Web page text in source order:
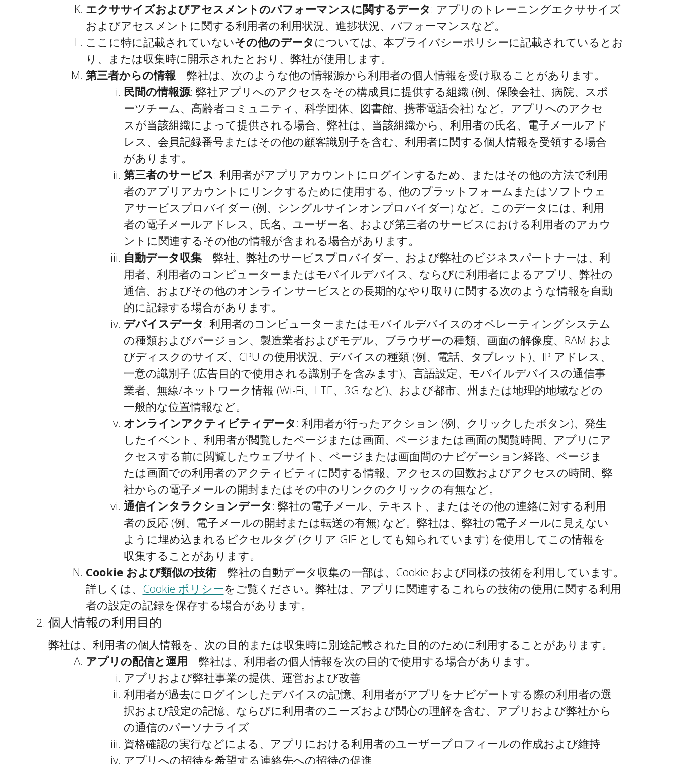
エクササイズおよびアセスメントのパフォーマンスに関するデータ : アプリのトレーニングエクササイズ
およびアセスメントに関する利用者の利用状況、進捗状況、パフォーマンスなど。
ここに特に記載されていないその他のデータ については、本プライバシーポリシーに記載されているとお
り、または収集時に開示されたとおり、弊社が使用します。
第三者からの情報 弊社は、次のような他の情報源から利用者の個人情報を受け取ることがあります。
民間の情報源: 弊社アプリへのアクセスをその構成員に提供する組織 (例、保険会社、病院、スポ
ーツチーム、高齢者コミュニティ、科学団体、図書館、携帯電話会社) など。アプリへのアクセ
スが当該組織によって提供される場合、弊社は、当該組織から、利用者の氏名、電子メールアド
レス、会員記録番号またはその他の顧客識別子を含む、利用者に関する個人情報を受領する場合
があります。
第三者のサービス: 利用者がアプリアカウントにログインするため、またはその他の方法で利用
者のアプリアカウントにリンクするために使用する、他のプラットフォームまたはソフトウェ
アサービスプロバイダー (例、シングルサインオンプロバイダー) など。このデータには、利用
者の電子メールアドレス、氏名、ユーザー名、および第三者のサービスにおける利用者のアカウ
ントに関連するその他の情報が含まれる場合があります。
自動データ収集 弊社、弊社のサービスプロバイダー、および弊社のビジネスパートナーは、利
用者、利用者のコンピューターまたはモバイルデバイス、ならびに利用者によるアプリ、弊社の
通信、およびその他のオンラインサービスとの長期的なやり取りに関する次のような情報を自動
的に記録する場合があります。
デバイスデータ : 利用者のコンピューターまたはモバイルデバイスのオペレーティングシステム
の種類およびバージョン、製造業者およびモデル、ブラウザーの種類、画面の解像度、RAM およ
びディスクのサイズ、CPU の使用状況、デバイスの種類 (例、電話、タブレット)、IP アドレス、
一意の識別子 (広告目的で使用される識別子を含みます)、言語設定、モバイルデバイスの通信事
業者、無線/ネットワーク情報 (Wi-Fi、LTE、3G など)、および都市、州または地理的地域などの
一般的な位置情報など。
オンラインアクティビティデータ : 利用者が行ったアクション (例、クリックしたボタン)、発生
したイベント、利用者が閲覧したページまたは画面、ページまたは画面の閲覧時間、アプリにア
クセスする前に閲覧したウェブサイト、ページまたは画面間のナビゲーション経路、ページま
たは画面での利用者のアクティビティに関する情報、アクセスの回数およびアクセスの時間、弊
社からの電子メールの開封またはその中のリンクのクリックの有無など。
通信インタラクションデータ : 弊社の電子メール、テキスト、またはその他の連絡に対する利用
者の反応 (例、電子メールの開封または転送の有無) など。弊社は、弊社の電子メールに見えない
ように埋め込まれるピクセルタグ (クリア GIF としても知られています) を使用してこの情報を
収集することがあります。
Cookie および類似の技術 弊社の自動データ収集の一部は、Cookie および同様の技術を利用しています。
詳しくは、 Cookie ポリシーをご覧ください。弊社は、アプリに関連するこれらの技術の使用に関する利用
者の設定の記録を保存する場合があります。
個人情報の利用目的
弊社は、利用者の個人情報を、次の目的または収集時に別途記載された目的のために利用することがあります。
アプリの配信と運用 弊社は、利用者の個人情報を次の目的で使用する場合があります。
アプリおよび弊社事業の提供、運営および改善
利用者が過去にログインしたデバイスの記憶、利用者がアプリをナビゲートする際の利用者の選
択および設定の記憶、ならびに利用者のニーズおよび関心の理解を含む、アプリおよび弊社から
の通信のパーソナライズ
資格確認の実行などによる、アプリにおける利用者のユーザープロフィールの作成および維持
アプリへの招待を希望する連絡先への招待の促進